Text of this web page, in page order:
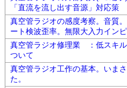
「直流を流し出す音源」対応策
真空管ラジオの感度考察。音質
ート検波歪率。無限大入力イン
真空管ラジオ修理業 ：低スキ
ついて
真空管ラジオ工作の基本。いま
た。